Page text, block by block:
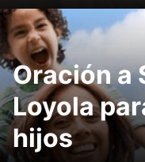
Oración a
Loyola
hijos